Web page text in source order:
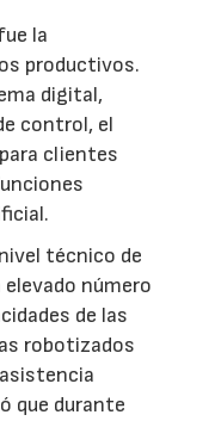
la
productivos.
digital,
control, el
clientes
técnico de
número
de las
robotizados
que durante